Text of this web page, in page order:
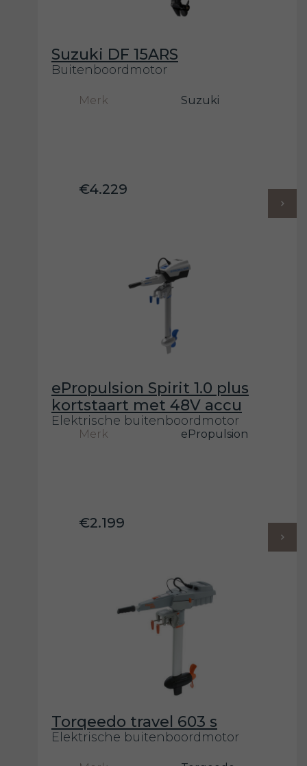
Suzuki DF 15ARS
Buitenboordmotor
Merk Suzuki
€4.229
ePropulsion Spirit 1.0 plus
kortstaart met 48V accu
Elektrische buitenboordmotor
Merk ePropulsion
€2.199
Torqeedo travel 603 s
Elektrische buitenboordmotor